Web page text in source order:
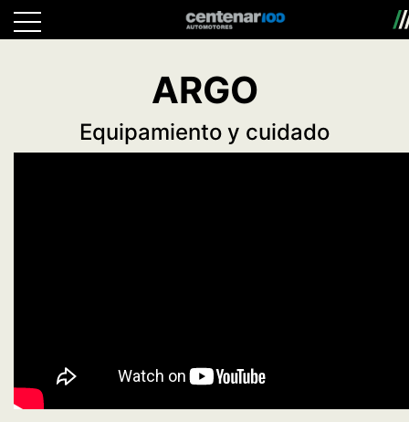
ARGO
Equipamiento y cuidado